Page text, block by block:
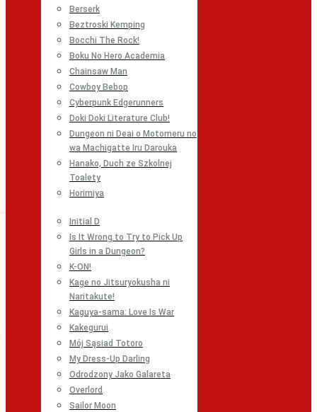
Berserk
Beztroski Kemping
Bocchi The Rock!
Boku No Hero Academia
Chainsaw Man
Cowboy Bebop
Cyberpunk Edgerunners
Doki Doki Literature Club!
Dungeon ni Deai o Motomeru no
wa Machigatte Iru Darouka
Hanako, Duch ze Szkolnej
Toalety
Horimiya
Initial D
Is It Wrong to Try to Pick Up
Girls in a Dungeon?
K-ON!
Kage no Jitsuryokusha ni
Naritakute!
Kaguya-sama: Love Is War
Kakegurui
Mój Sąsiad Totoro
My Dress-Up Darling
Odrodzony Jako Galareta
Overlord
Sailor Moon